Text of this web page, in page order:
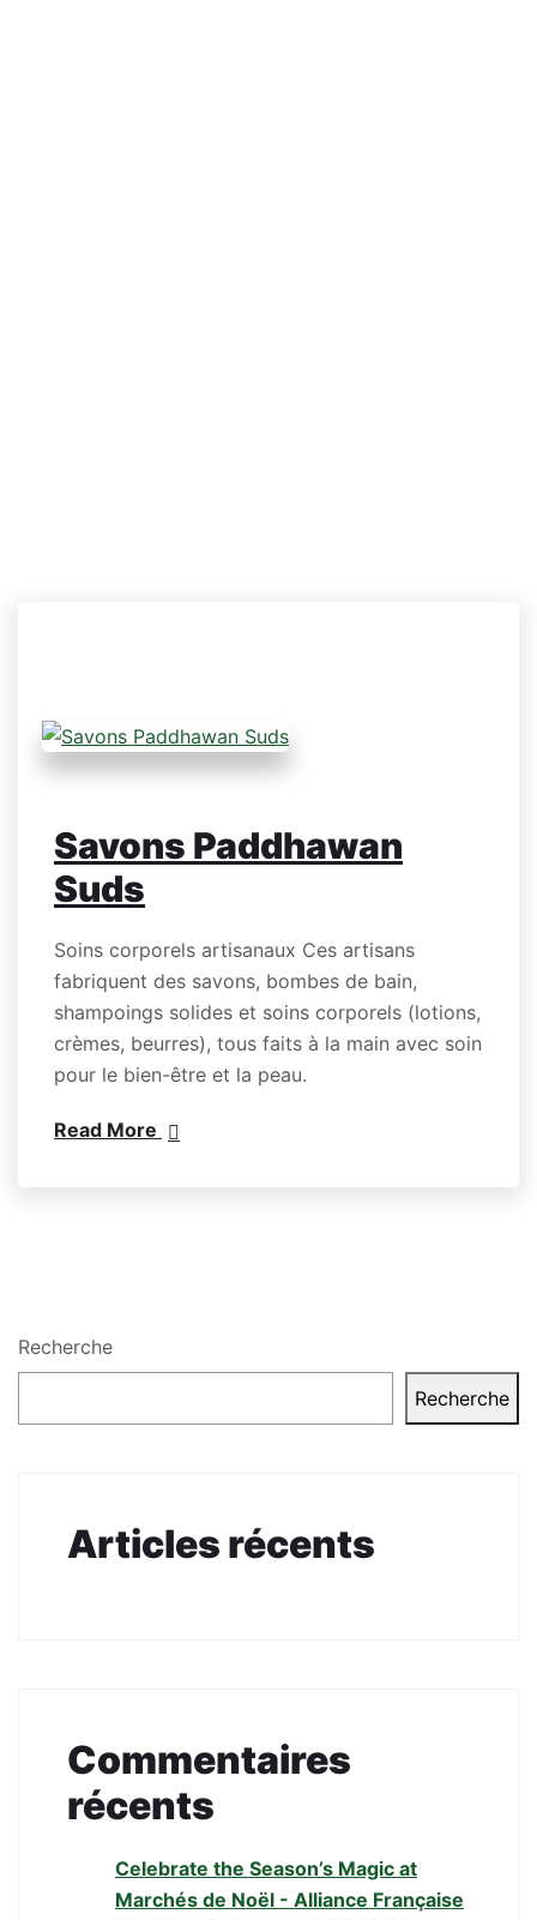
Savons Paddhawan
Suds
Soins corporels artisanaux Ces artisans
fabriquent des savons, bombes de bain,
shampoings solides et soins corporels (lotions,
crèmes, beurres), tous faits à la main avec soin
pour le bien-être et la peau.
Read More
Recherche
Recherche
Articles récents
Commentaires
récents
Celebrate the Season’s Magic at
Marchés de Noël - Alliance Française